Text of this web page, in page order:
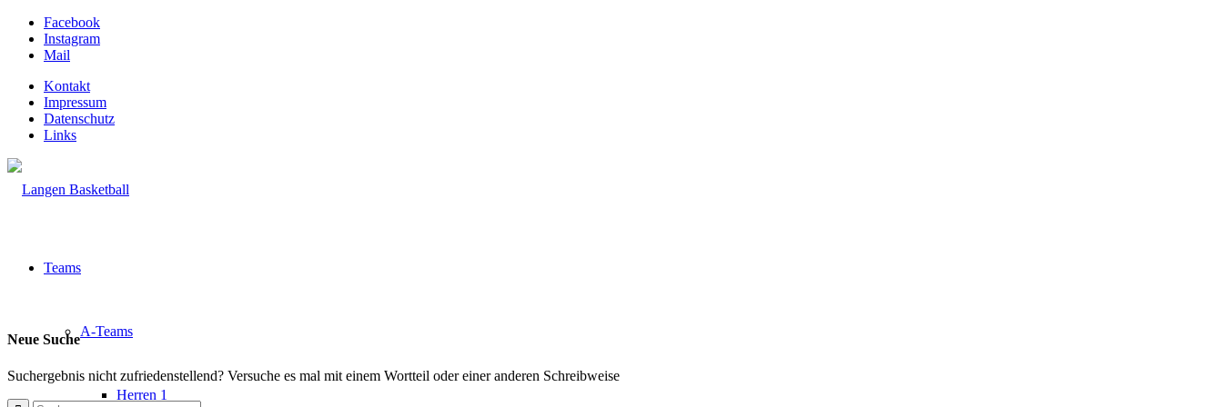
Facebook
Instagram
Mail
Kontakt
Impressum
Datenschutz
Links
Teams
A-Teams
Herren 1
Neue Suche
Suchergebnis nicht zufriedenstellend? Versuche es mal mit einem Wortteil oder einer anderen Schreibweise